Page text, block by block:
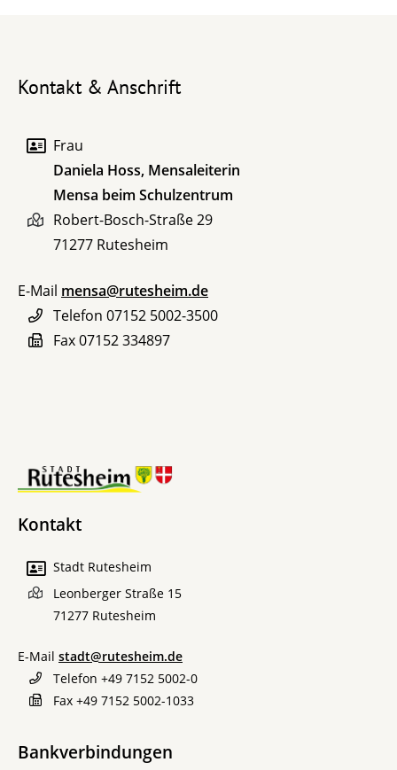
Kontakt & Anschrift
Frau
Daniela Hoss, Mensaleiterin
Mensa beim Schulzentrum
Robert-Bosch-Straße 29
71277 Rutesheim
E-Mail mensa@rutesheim.de
Telefon 07152 5002-3500
Fax07152 334897
Kontakt
Stadt Rutesheim
Leonberger Straße 15
71277 Rutesheim
E-Mail stadt@rutesheim.de
Telefon +49 7152 5002-0
Fax +49 7152 5002-1033
Bankverbindungen